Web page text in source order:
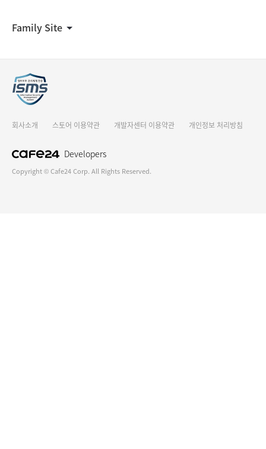
Developers
Family Site
회사소개 스토어 이용약관 개발자센터 이용약관 개인정보 처리방침
Copyright © Cafe24 Corp. All Rights Reserved.